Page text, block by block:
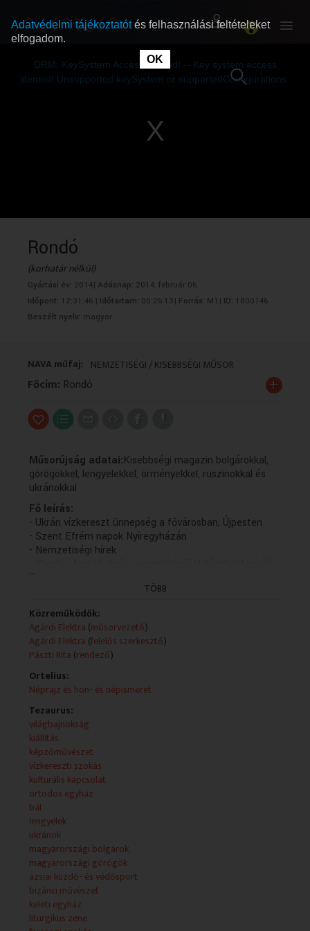
RÓLUNK
RÓLUNK
DRM: KeySystem Access Denied! -- Key system access
denied! Unsupported keySystem or supportedConfigurations.
Rondó
(korhatár nélkül)
Gyártási év: 2014| Adásnap: 2014. február 06.
Időpont: 12:31:46 | Időtartam: 00:26:13| Forrás: M1| ID: 1800146
Beszélt nyelv: magyar
NAVA műfaj: NEMZETISÉGI / KISEBBSÉGI MŰSOR
Főcím: Rondó +
Műsorújság adatai:Kisebbségi magazin bolgárokkal,
görögökkel, lengyelekkel, örményekkel, ruszinokkal és
ukránokkal
Fő leírás:
- Ukrán vízkereszt ünnepség a fővárosban, Újpesten
- Szent Efrém napok Nyíregyházán
- Nemzetiségi hírek
sportoló ezüstérmes lett a Goju-kai karate
Műsorszolgáltatói ismertető:
1. adás:
M1 - 2014-02-06
Alcím: 2014. február 6-i adás
Tartalom: A Rondó február 6-i adása a Bolgár Kulturális
Intézetből jelentkezik, ahol január 28-tól új kiállítás várja
az érdeklődőket.
UKRÁN VÍZKERESZ
Adásunkat egy újpesti programmal kezdjük, ahol
Vízkereszt alkalmával a helyi ukrán önkormányzat
szervezésében fellépett a Krími Filharmónia
kamarakórusa.
SZENT EFRÉM NAPOK NYÍREGYHÁZÁN
Ezt követően Nyíregyházára látogatunk, ahol január
végén a Szent Efrém Napok alkalmával fellépett
Nektaria Karantzi is.
BOLGÁR KARATEBAJNOK
...
TÖBB
Közreműködők:
Agárdi Elektra (műsorvezető)
Agárdi Elektra (felelős szerkesztő)
Pászti Rita (rendező)
Ortelius:
Néprajz és hon- és népismeret
Tezaurus:
világbajnokság
kiállítás
képzőművészet
vízkereszti szokás
kulturális kapcsolat
ortodox egyház
bál
lengyelek
ukránok
magyarországi bolgárok
magyarországi görögök
ázsiai küzdő- és védősport
bizánci művészet
keleti egyház
liturgikus zene
Adatvédelmi tájékoztatótés felhasználási feltételeket
elfogadom.
OK